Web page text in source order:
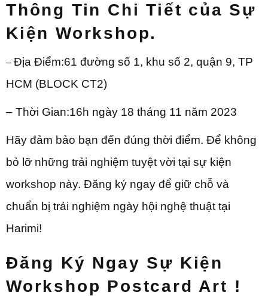
Thông Tin Chi Tiết của Sự
Kiện Workshop.
– Địa Điểm:61 đường số 1, khu số 2, quận 9, TP
HCM (BLOCK CT2)
– Thời Gian:16h ngày 18 tháng 11 năm 2023
Hãy đảm bảo bạn đến đúng thời điểm. Để không
bỏ lỡ những trải nghiệm tuyệt vời tại sự kiện
workshop này. Đăng ký ngay để giữ chỗ và
chuẩn bị trải nghiệm ngày hội nghệ thuật tại
Harimi!
Đăng Ký Ngay Sự Kiện
Workshop Postcard Art !